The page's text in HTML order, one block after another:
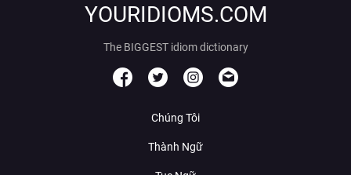
YOURIDIOMS.COM
The BIGGEST idiom dictionary
Chúng Tôi
Thành Ngữ